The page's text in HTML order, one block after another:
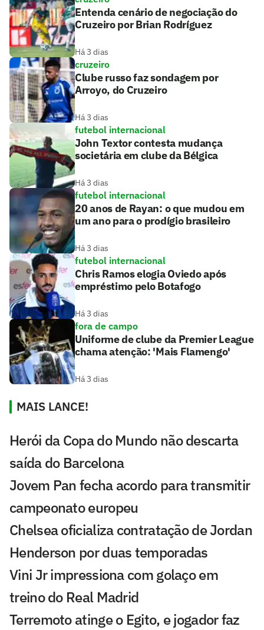
Entenda cenário de negociação do
Cruzeiro por Brian Rodríguez
Há 3 dias
cruzeiro
Clube russo faz sondagem por
Arroyo, do Cruzeiro
Há 3 dias
futebol internacional
John Textor contesta mudança
societária em clube da Bélgica
Há 3 dias
futebol internacional
20 anos de Rayan: o que mudou em
um ano para o prodígio brasileiro
Há 3 dias
futebol internacional
Chris Ramos elogia Oviedo após
empréstimo pelo Botafogo
Há 3 dias
fora de campo
Uniforme de clube da Premier League
chama atenção: 'Mais Flamengo'
Há 3 dias
MAIS LANCE!
Herói da Copa do Mundo não descarta
saída do Barcelona
Jovem Pan fecha acordo para transmitir
campeonato europeu
Chelsea oficializa contratação de Jordan
Henderson por duas temporadas
Vini Jr impressiona com golaço em
treino do Real Madrid
Terremoto atinge o Egito, e jogador faz